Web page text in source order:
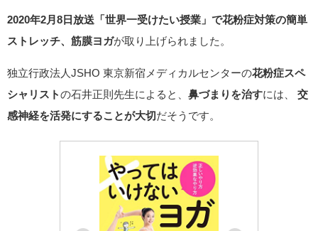
2020年2月8日放送「世界一受けたい授業」で花粉症対策の簡単
ストレッチ、筋膜ヨガが取り上げられました。
独立行政法人JSHO 東京新宿メディカルセンターの花粉症スペ
シャリスト の石井正則先生によると、 鼻づまりを治すには、 交
感神経を活発にすることが大切だそうです。